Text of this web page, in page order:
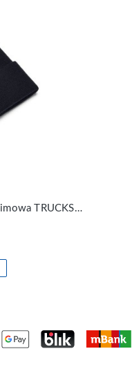
UNDER ARMOUR Czapka zimowa TRUCKSTOP BEANIE czarna